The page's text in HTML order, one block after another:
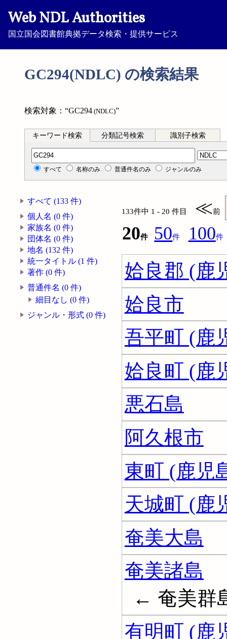
Web NDL Authorities
国立国会図書館典拠データ検索・提供サービス
GC294(NDLC) の検索結果
検索対象：“GC294 (NDLC)”
キーワード検索 分類記号検索 識別子検索
分類記号検索
すべて 名称のみ 普通件名のみ ジャンルのみ
すべて (133 件)
個人名 (0 件)
家族名 (0 件)
団体名 (0 件)
地名 (132 件)
統一タイトル (1 件)
著作 (0 件)
普通件名 (0 件)
細目なし (0 件)
ジャンル・形式 (0 件)
133件中 1 - 20 件目 ≪前
20件 50件 100件
姶良郡 (鹿
姶良市
吾平町 (鹿
姶良町 (鹿
悪石島
阿久根市
東町 (鹿児
天城町 (鹿
奄美大島
奄美諸島
← 奄美群
有明町 (鹿